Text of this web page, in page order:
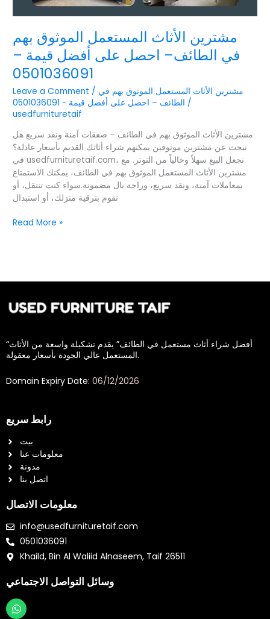
مشترين الأثاث المستعمل الموثوق بهم
في الطائف– احصل على أفضل قيمة –
0501036091
Leave a Comment / مشترين الأثاث المستعمل الموثوق بهم في
الطائف – احصل على أفضل قيمة - 0501036091 /
usedfurnituretaif
مشترين الأثاث الموثوق بهم في الطائف – صفقات آمنة ونقد سريع هل
تبحث عن مشترين موثوقين يمكنهم شراء أثاثك القديم بأسعار عادلة؟
في usedfurnituretaif.com، نجعل البيع سهلاً وخالياً من التوتر. مع
مشترين الأثاث المستعمل الموثوق بهم في الطائف، يمكنك الاستمتاع
بمعاملات آمنة، ونقد سريع، وراحة بال مضمونة.سواء كنت تنتقل، أو
تقوم بترقية منزلك، أو استبدال
Read More »
“أفضل شراء أثاث مستعمل في الطائف” يقدم تشكيلة واسعة من الأثاث
المستعمل عالي الجودة بأسعار معقولة.
Domain Expiry Date: 06/12/2026
رابط سريع
بيت
معلومات عنا
مدونة
اتصل بنا
معلومات الاتصال
info@usedfurnituretaif.com
0501036091
Khaild, Bin Al Waliid Alnaseem, Taif 26511
وسائل التواصل الاجتماعي